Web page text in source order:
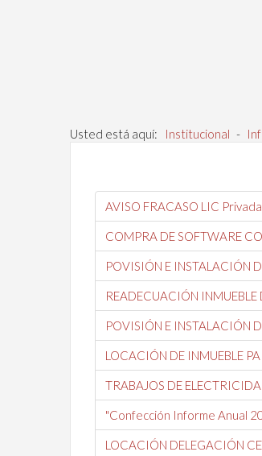
Usted está aquí: Institucional -
AVISO FRACASO LIC
COMPRA DE SOFTWARE
POVISIÓN E INSTALACIÓN
READECUACIÓN
POVISIÓN E INSTALACIÓN
LOCACIÓN DE INMUEBLE
TRABAJOS DE
"Confección Informe Anual
LOCACIÓN DELEGACIÓN